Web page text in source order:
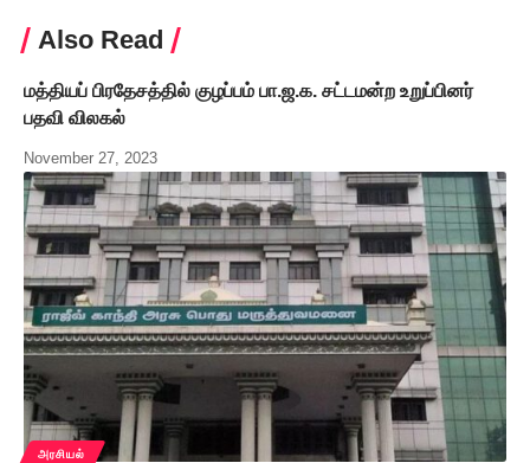
Also Read
மத்தியப் பிரதேசத்தில் குழப்பம் பா.ஜ.க. சட்டமன்ற உறுப்பினர்
பதவி விலகல்
November 27, 2023
அரசியல்